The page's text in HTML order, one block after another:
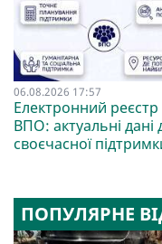
06.08.2026 17:57
Електронний реєстр
ВПО: актуальні дані
своєчасної
ПОПУЛЯРНЕ